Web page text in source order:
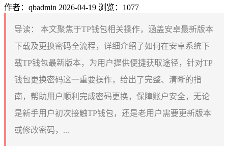
作者：qbadmin 2026-04-19 浏览：1077
导读：
本文聚焦于TP钱包相关操作，涵盖安卓最新版本
下载及更换密码全流程，详细介绍了如何在安卓系统下
载TP钱包最新版本，为用户提供便捷获取途径，针对TP
钱包更换密码这一重要操作，给出了完整、清晰的指
南，帮助用户顺利完成密码更换，保障账户安全，无论
是新手用户初次接触TP钱包，还是老用户需要更新版本
或修改密码，...